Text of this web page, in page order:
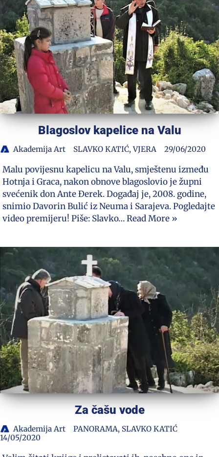
Blagoslov kapelice na Valu
Akademija Art SLAVKO KATIĆ,VJERA 29/06/2020
Malu povijesnu kapelicu na Valu, smještenu između
Hotnja i Graca, nakon obnove blagoslovio je župni
svećenik don Ante Đerek. Događaj je, 2008. godine,
snimio Davorin Bulić iz Neuma i Sarajeva. Pogledajte
video premijeru! Piše: Slavko…Read More »
Za čašu vode
Akademija Art PANORAMA, SLAVKO KATIĆ
14/05/2020